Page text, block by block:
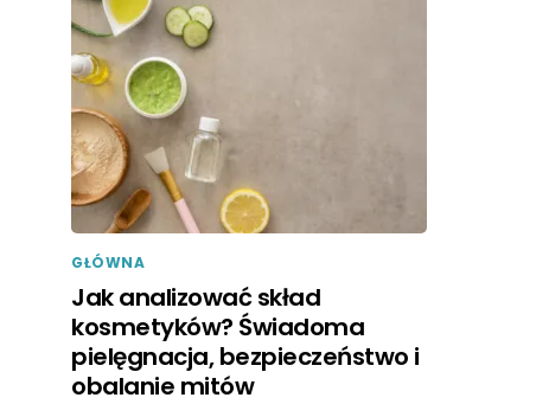
GŁÓWNA
Jak analizować skład
kosmetyków? Świadoma
pielęgnacja, bezpieczeństwo i
obalanie mitów